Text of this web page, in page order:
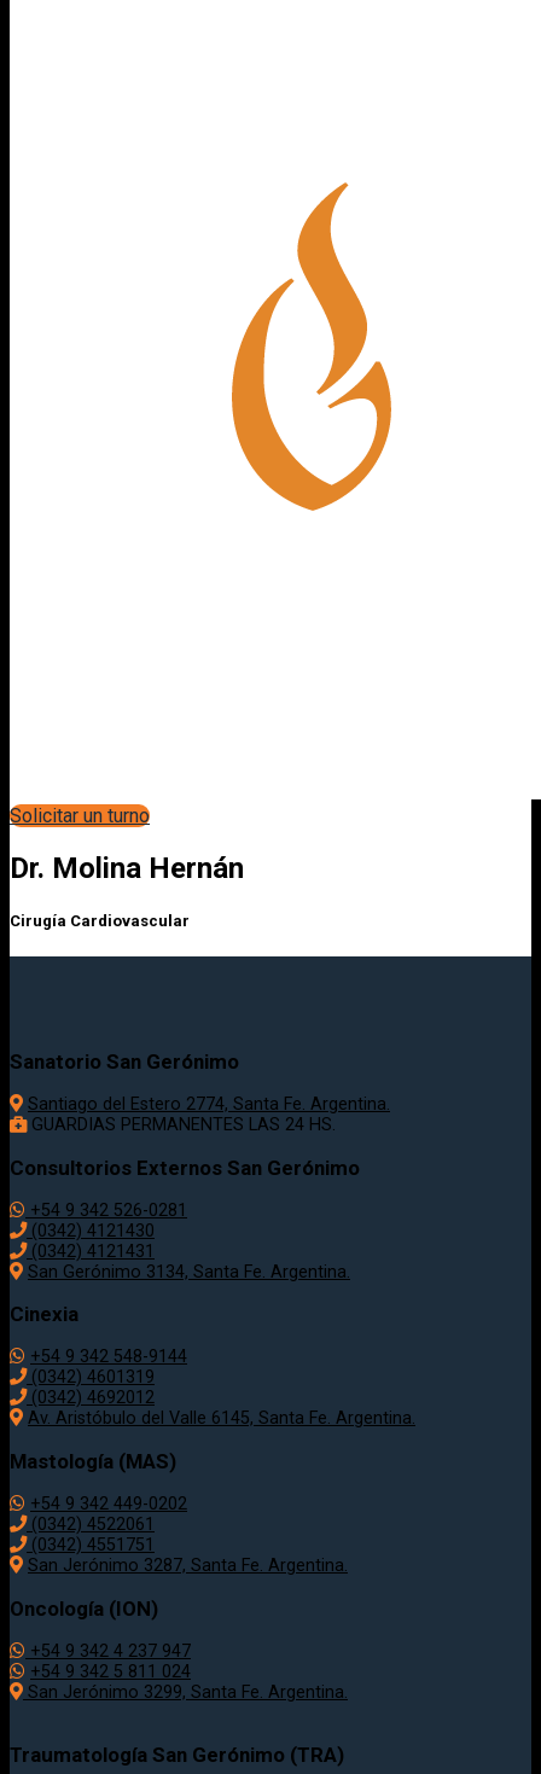
Solicitar un turno
Dr. Molina Hernán
Cirugía Cardiovascular
Sanatorio San Gerónimo
Santiago del Estero 2774, Santa Fe. Argentina.
GUARDIAS PERMANENTES LAS 24 HS.
Consultorios Externos San Gerónimo
+54 9 342 526-0281
(0342) 4121430
(0342) 4121431
San Gerónimo 3134, Santa Fe. Argentina.
Cinexia
+54 9 342 548-9144
(0342) 4601319
(0342) 4692012
Av. Aristóbulo del Valle 6145, Santa Fe. Argentina.
Mastología (MAS)
+54 9 342 449-0202
(0342) 4522061
(0342) 4551751
San Jerónimo 3287, Santa Fe. Argentina.
Oncología (ION)
+54 9 342 4 237 947
+54 9 342 5 811 024
San Jerónimo 3299, Santa Fe. Argentina.
Traumatología San Gerónimo (TRA)